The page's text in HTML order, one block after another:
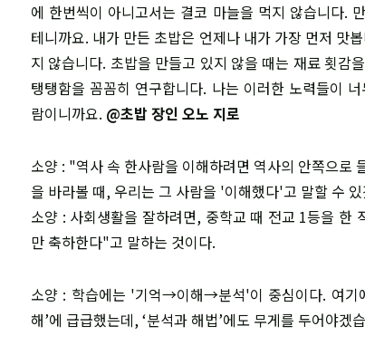
에 한번씩이 아니고서는 결코 마늘을 먹지 않습니다.
테니까요. 내가 만든 초밥은 언제나 내가 가장 먼저 맛
지 않습니다. 초밥을 만들고 있지 않을 때는 재료 횟감
탱탱함을 꼼꼼히 연구합니다. 나는 이러한 노력들이
람이니까요. @초밥 장인 오노 지로
소양 : "역사 속 한사람을 이해하려면 역사의 안쪽으로
을 바라볼 때, 우리는 그 사람을 '이해했다'고 말할 수
소양 : 사회생활을 잘하려면, 중학교 때 전교 1등을 한
만 축하한다"고 말하는 것이다.
소양 : 학습에는 '기억→이해→분석'이 중심이다. 여
해’에 급급했는데, ‘분석과 해법’에도 무게를 두어야겠